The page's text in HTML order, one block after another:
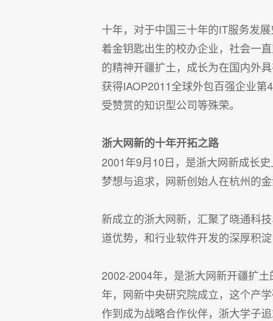
十年，对于中国三十年的IT服务发
着金钥匙出生的校办企业，社会一
的精神开疆扩土，成长为在国内外
获得IAOP2011全球外包百强企业
受赞赏的知识型公司等殊荣。
浙大网新的十年开拓之路
2001年9月10日，是浙大网新成长
梦想与追求，网新创始人在杭州的
新成立的浙大网新，汇聚了晓通科
道优势，和行业软件开发的深厚积
2002-2004年，是浙大网新开疆扩
年，网新中央研究院成立，这个产
作到成为战略合作伙伴，浙大学子